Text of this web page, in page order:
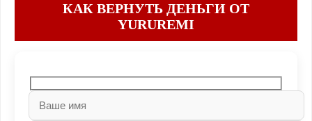
КАК ВЕРНУТЬ ДЕНЬГИ ОТ
YURUREMI